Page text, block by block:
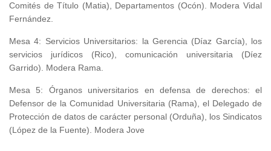
Comités de Título (Matia), Departamentos (Ocón). Modera Vidal
Fernández.
Mesa 4: Servicios Universitarios: la Gerencia (Díaz García), los
servicios jurídicos (Rico), comunicación universitaria (Díez
Garrido). Modera Rama.
Mesa 5: Órganos universitarios en defensa de derechos: el
Defensor de la Comunidad Universitaria (Rama), el Delegado de
Protección de datos de carácter personal (Orduña), los Sindicatos
(López de la Fuente). Modera Jove